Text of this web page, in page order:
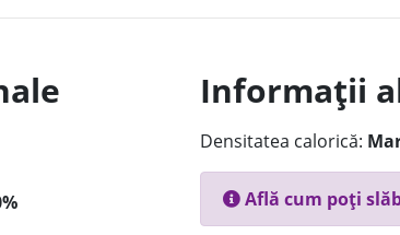
Informații
Densitatea calorică:
Află cum poți